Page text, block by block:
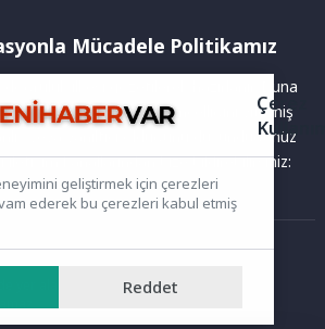
Mücadele Politikamız
doğruluk ilkesi gözetilerek hazırlanır. Buna
eksik, hatalı veya güncelliğini yitirmiş
veya yanıltıcı olduğunu düşündüğünüz
iletişim kanallarından bize bildirebilirsiniz:
Ana Sayfa
yer alan içerikler izinsiz kopyalanamaz,
Çerez
geliştirmek için çerezleri
ederek bu çerezleri kabul etmiş
Reddet